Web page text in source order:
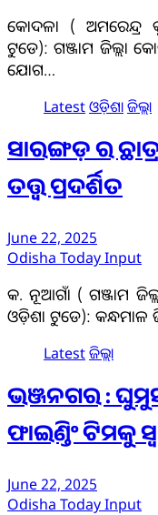
କୋଦଳା ( ଅମରେନ୍ଦ୍ର
ଟୁଡେ): ଗଞ୍ଜାମ ଜିଲ୍ଲା
ଯୋଗ…
Latestଓଡ଼ିଶାଜିଲ୍ଲା
ସାରଙ୍ଗଡ଼ ର
ତତ୍ତ୍ଵ ପ୍ରଦର୍ଶିତ
June 22, 2025
Odisha Today Input
କ. ନୂଆଗାଁ ( ଗଞ୍ଜାମ
ଓଡ଼ିଶା ଟୁଡେ): କନ୍ଧମାଳ
Latestଜିଲ୍ଲା
ଭଞ୍ଜନଗର :
ଫାଇଣ୍ଡିଂ ଟିମକୁ
June 22, 2025
Odisha Today Input